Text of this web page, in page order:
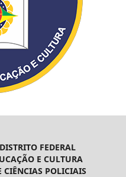
FEDERAL
E CULTURA
CIÊNCIAS POLICIAIS